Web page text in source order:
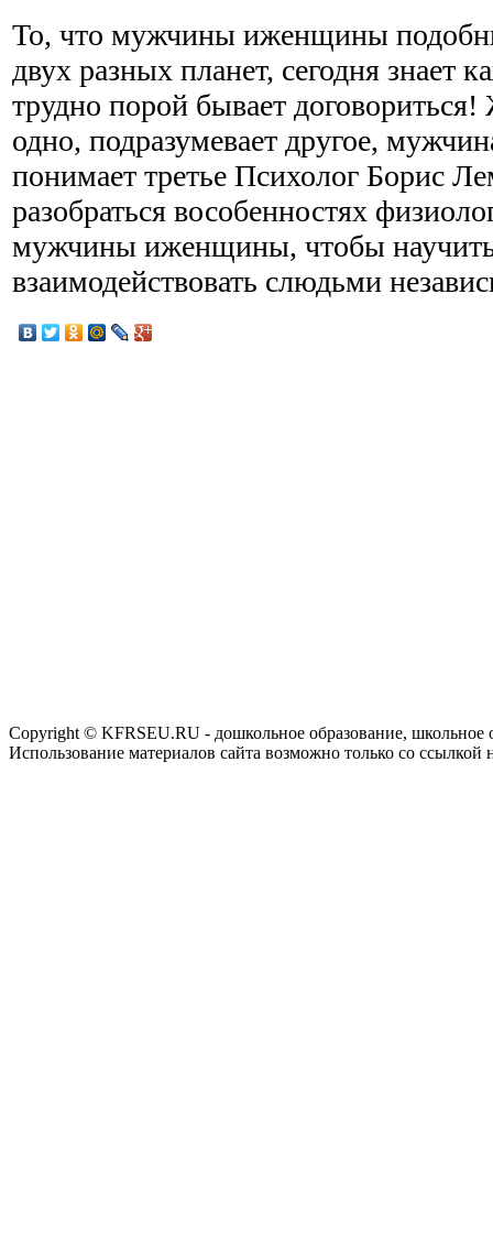
То, что мужчины иженщины
двух разных планет, сегодня знает
трудно порой бывает
одно, подразумевает другое,
понимает третье Психолог Борис
разобраться вособенностях
мужчины иженщины, чтобы
взаимодействовать слюдьми
Copyright © KFRSEU.RU - дошкольное образование, школьное
Использование материалов сайта возможно только со ссылкой